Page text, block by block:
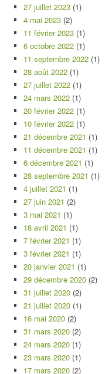
27 juillet 2023 (1)
4 mai 2023 (2)
11 février 2023 (1)
6 octobre 2022 (1)
11 septembre 2022 (1)
28 août 2022 (1)
27 juillet 2022 (1)
24 mars 2022 (1)
20 février 2022 (1)
10 février 2022 (1)
21 décembre 2021 (1)
11 décembre 2021 (1)
6 décembre 2021 (1)
28 septembre 2021 (1)
4 juillet 2021 (1)
27 juin 2021 (2)
3 mai 2021 (1)
18 avril 2021 (1)
7 février 2021 (1)
3 février 2021 (1)
20 janvier 2021 (1)
29 décembre 2020 (2)
31 juillet 2020 (2)
21 juillet 2020 (1)
16 mai 2020 (2)
31 mars 2020 (2)
24 mars 2020 (1)
23 mars 2020 (1)
17 mars 2020 (2)